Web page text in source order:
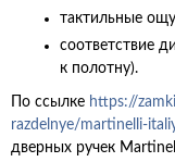
тактильные
соответствие
к полотну).
По ссылке https://
razdelnye/martinelli-
дверных ручек